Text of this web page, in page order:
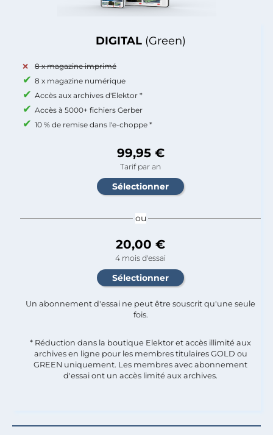
DIGITAL (Green)
8 x magazine imprimé
8 x magazine numérique
Accès aux archives d'Elektor *
Accès à 5000+ fichiers Gerber
10 % de remise dans l'e-choppe *
99,95 €
Tarif par an
ou
20,00 €
4 mois d'essai
Un abonnement d'essai ne peut être souscrit qu'une seule
fois.​
* Réduction dans la boutique Elektor et accès illimité aux
archives en ligne pour les membres titulaires GOLD ou
GREEN uniquement. Les membres avec abonnement
d'essai ont un accès limité aux archives.